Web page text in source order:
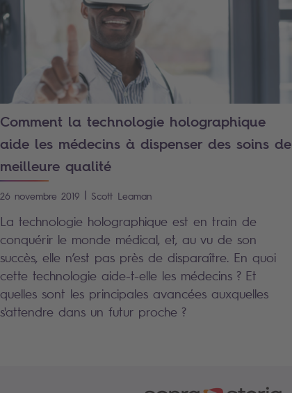
Comment la technologie holographique
aide les médecins à dispenser des soins de
meilleure qualité
26 novembre 2019 | Scott Leaman
La technologie holographique est en train de
conquérir le monde médical, et, au vu de son
succès, elle n’est pas près de disparaître. En quoi
cette technologie aide-t-elle les médecins ? Et
quelles sont les principales avancées auxquelles
s'attendre dans un futur proche ?